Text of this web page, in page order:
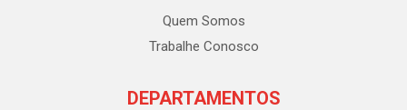
Quem Somos
Trabalhe Conosco
DEPARTAMENTOS